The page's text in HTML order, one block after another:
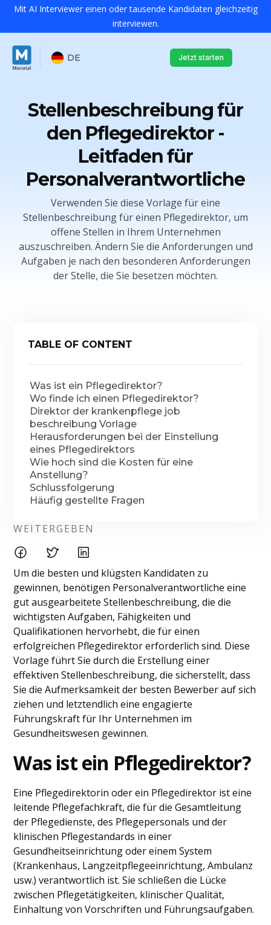
Mit AI Interviewer einen oder tausende Kandidaten gleichzeitig
interviewen.
DE Jetzt starten
Stellenbeschreibung für
den Pflegedirektor -
Leitfaden für
Personalverantwortliche
Verwenden Sie diese Vorlage für eine
Stellenbeschreibung für einen Pflegedirektor, um
offene Stellen in Ihrem Unternehmen
auszuschreiben. Ändern Sie die Anforderungen und
Aufgaben je nach den besonderen Anforderungen
der Stelle, die Sie besetzen möchten.
TABLE OF CONTENT
Was ist ein Pflegedirektor?
Wo finde ich einen Pflegedirektor?
Direktor der krankenpflege job
beschreibung Vorlage
Herausforderungen bei der Einstellung
eines Pflegedirektors
Wie hoch sind die Kosten für eine
Anstellung?
Schlussfolgerung
Häufig gestellte Fragen
WEITERGEBEN
Um die besten und klügsten Kandidaten zu
gewinnen, benötigen Personalverantwortliche eine
gut ausgearbeitete Stellenbeschreibung, die die
wichtigsten Aufgaben, Fähigkeiten und
Qualifikationen hervorhebt, die für einen
erfolgreichen Pflegedirektor erforderlich sind. Diese
Vorlage führt Sie durch die Erstellung einer
effektiven Stellenbeschreibung, die sicherstellt, dass
Sie die Aufmerksamkeit der besten Bewerber auf sich
ziehen und letztendlich eine engagierte
Führungskraft für Ihr Unternehmen im
Gesundheitswesen gewinnen.
Was ist ein Pflegedirektor?
Eine Pflegedirektorin oder ein Pflegedirektor ist eine
leitende Pflegefachkraft, die für die Gesamtleitung
der Pflegedienste, des Pflegepersonals und der
klinischen Pflegestandards in einer
Gesundheitseinrichtung oder einem System
(Krankenhaus, Langzeitpflegeeinrichtung, Ambulanz
usw.) verantwortlich ist. Sie schließen die Lücke
zwischen Pflegetätigkeiten, klinischer Qualität,
Einhaltung von Vorschriften und Führungsaufgaben.